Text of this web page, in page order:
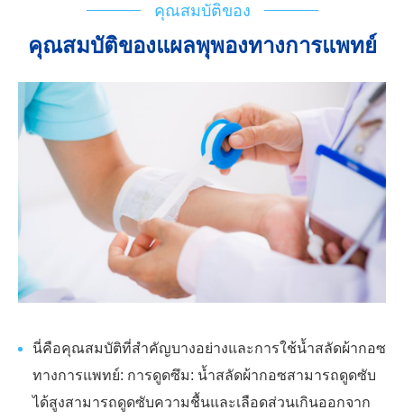
คุณสมบัติของ
คุณสมบัติของแผลพุพองทางการแพทย์
นี่คือคุณสมบัติที่สำคัญบางอย่างและการใช้น้ำสลัดผ้ากอซ
ทางการแพทย์: การดูดซึม: น้ำสลัดผ้ากอซสามารถดูดซับ
ได้สูงสามารถดูดซับความชื้นและเลือดส่วนเกินออกจาก